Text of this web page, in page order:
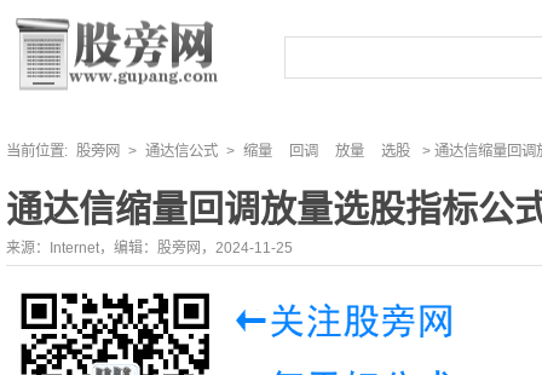
当前位置: 股旁网 > 通达信公式 > 缩量 回调 放量 选股 > 通达信缩量回调
通达信缩量回调放量选股指标公
来源：Internet，编辑：股旁网，2024-11-25